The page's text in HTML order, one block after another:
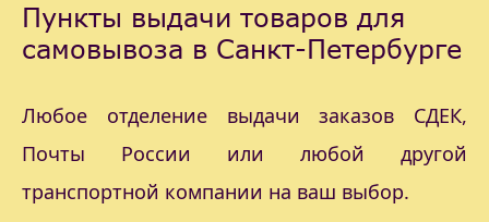
Пункты выдачи товаров для
самовывоза в Санкт-Петербурге
Любое отделение выдачи заказов СДЕК,
Почты России или любой другой
транспортной компании на ваш выбор.